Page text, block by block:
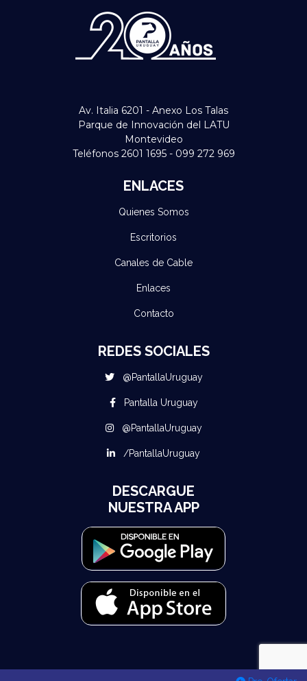
Av. Italia 6201 - Anexo Los Talas
Parque de Innovación del LATU
Montevideo
Teléfonos 2601 1695 - 099 272 969
ENLACES
Quienes Somos
Escritorios
Canales de Cable
Enlaces
Contacto
REDES SOCIALES
@PantallaUruguay
Pantalla Uruguay
@PantallaUruguay
/PantallaUruguay
DESCARGUE
NUESTRA APP